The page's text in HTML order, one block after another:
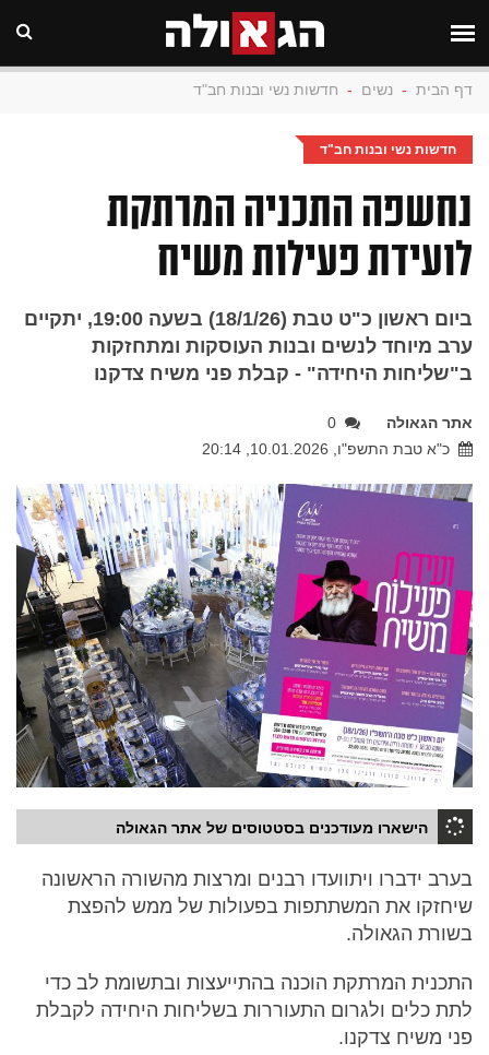
דף הבית - נשים - חדשות נשי ובנות חב"ד
חדשות נשי ובנות חב"ד
נחשפה התכניה המרתקת
לועידת פעילות משיח
ביום ראשון כ"ט טבת (18/1/26) בשעה 19:00, יתקיים
ערב מיוחד לנשים ובנות העוסקות ומתחזקות
ב"שליחות היחידה" - קבלת פני משיח צדקנו
אתר הגאולה
0
כ"א טבת התשפ"ו, 10.01.2026, 20:14
הישארו מעודכנים בסטטוסים של אתר הגאולה
בערב ידברו ויתוועדו רבנים ומרצות מהשורה הראשונה
שיחזקו את המשתתפות בפעולות של ממש להפצת
בשורת הגאולה.
התכנית המרתקת הוכנה בהתייעצות ובתשומת לב כדי
לתת כלים ולגרום התעוררות בשליחות היחידה לקבלת
פני משיח צדקנו.